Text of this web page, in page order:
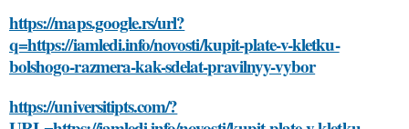
https://maps.google.rs/url?
q=https://iamledi.info/novosti/kupit-plate-v-kletku-
bolshogo-razmera-kak-sdelat-pravilnyy-vybor
https://universitipts.com/?